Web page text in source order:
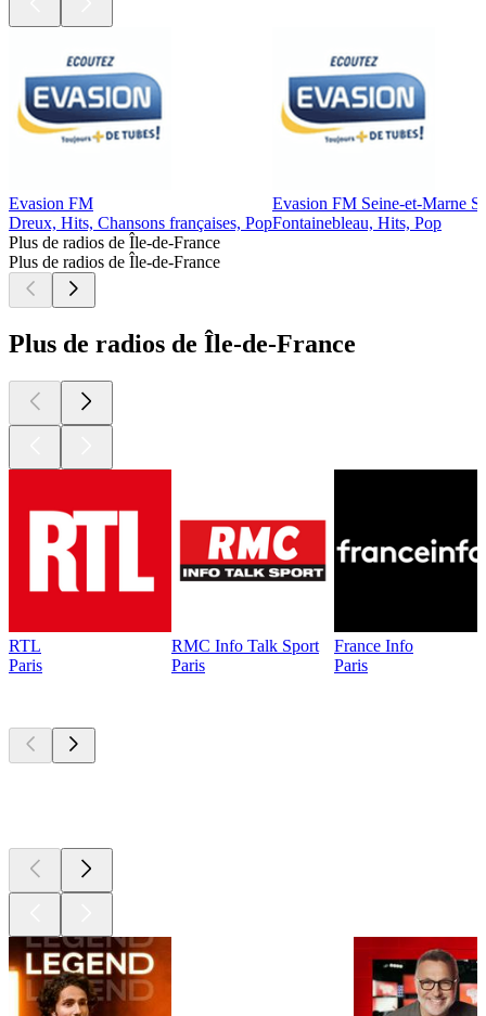
Evasion FM
Dreux, Hits, Chansons françaises, Pop
Evasion FM Seine-et-Marne
Fontainebleau, Hits, Pop
Plus de radios de Île-de-France
Plus de radios de Île-de-France
Plus de radios de Île-de-France
RTL
Paris
RMC Info Talk Sport
Paris
France Info
Paris